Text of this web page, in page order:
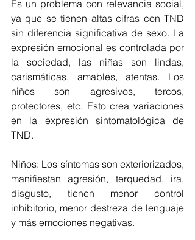
Es un problema con relevancia social,
ya que se tienen altas cifras con TND
sin diferencia significativa de sexo. La
expresión emocional es controlada por
la sociedad, las niñas son lindas,
carismáticas, amables, atentas. Los
niños son agresivos, tercos,
protectores, etc. Esto crea variaciones
en la expresión sintomatológica de
TND.
Niños: Los síntomas son exteriorizados,
manifiestan agresión, terquedad, ira,
disgusto, tienen menor control
inhibitorio, menor destreza de lenguaje
y más emociones negativas.